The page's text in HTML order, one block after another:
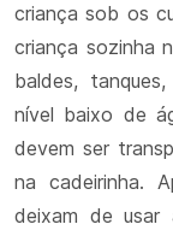
criança sob os
criança sozinha
baldes,
nível baixo de
devem ser
na cadeirinha.
deixam de usar